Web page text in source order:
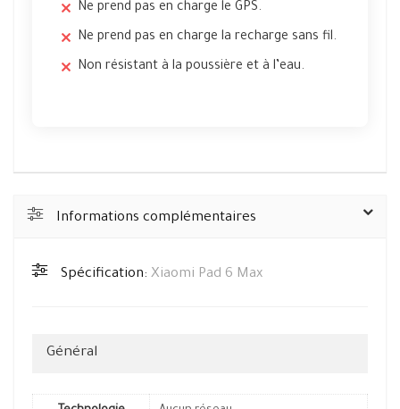
Ne prend pas en charge le GPS.
Ne prend pas en charge la recharge sans fil.
Non résistant à la poussière et à l’eau.
Informations complémentaires
Spécification: Xiaomi Pad 6 Max
Général